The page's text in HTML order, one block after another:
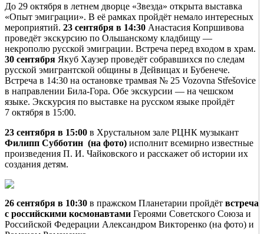
До 29 октября в летнем дворце «Звезда» открыта выставка
«Опыт эмиграции». В её рамках пройдёт немало интересных
мероприятий. 23 сентября в 14:30 Анастасия Копршивова
проведёт экскурсию по Ольшанскому кладбищу —
некрополю русской эмиграции. Встреча перед входом в храм.
30 сентября Якуб Хаузер проведёт собравшихся по следам
русской эмигрантской общины в Дейвицах и Бубенече.
Встреча в 14:30 на остановке трамвая № 25 Vozovna Střešovice
в направлении Била-Гора. Обе экскурсии — на чешском
языке. Экскурсия по выставке на русском языке пройдёт
7 октября в 15:00.
23 сентября в 15:00 в Хрустальном зале РЦНК музыкант
Филипп Субботин (на фото) исполнит всемирно известные
произведения П. И. Чайковского и расскажет об истории их
создания детям.
26 сентября в 10:30 в пражском Планетарии пройдёт встреча
с российскими космонавтами Героями Советского Союза и
Российской Федерации Александром Викторенко (на фото) и